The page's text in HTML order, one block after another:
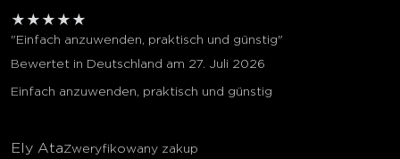
★ ★ ★ ★ ★
"Einfach anzuwenden, praktisch und günstig"
Bewertet in Deutschland am 27. Juli 2026
Einfach anzuwenden, praktisch und günstig
Ely AtaZweryfikowany zakup